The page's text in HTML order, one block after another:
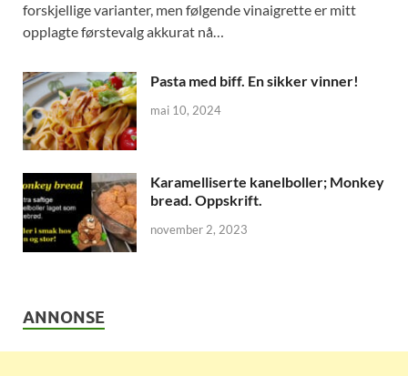
forskjellige varianter, men følgende vinaigrette er mitt
opplagte førstevalg akkurat nå…
Pasta med biff. En sikker vinner!
mai 10, 2024
Karamelliserte kanelboller; Monkey
bread. Oppskrift.
november 2, 2023
ANNONSE